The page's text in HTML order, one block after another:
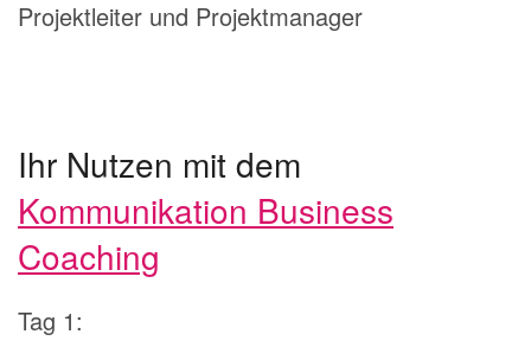
Projektleiter und Projektmanager
Ihr Nutzen mit dem
Kommunikation Business
Coaching
Tag 1: